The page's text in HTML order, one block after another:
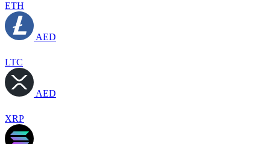
ETH
AED
LTC
AED
XRP